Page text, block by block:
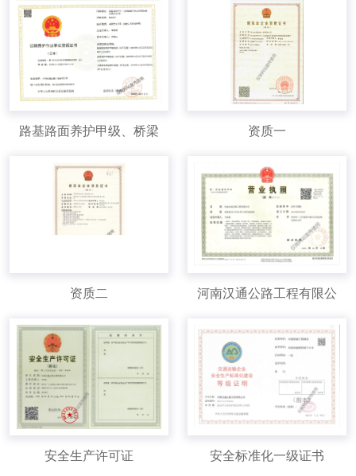
路基路面养护甲级、桥梁
级、交通安全设施养护资
质
资质一
资质二
河南汉通公路工程有限公
安全生产许可证 安全标准化一级证书